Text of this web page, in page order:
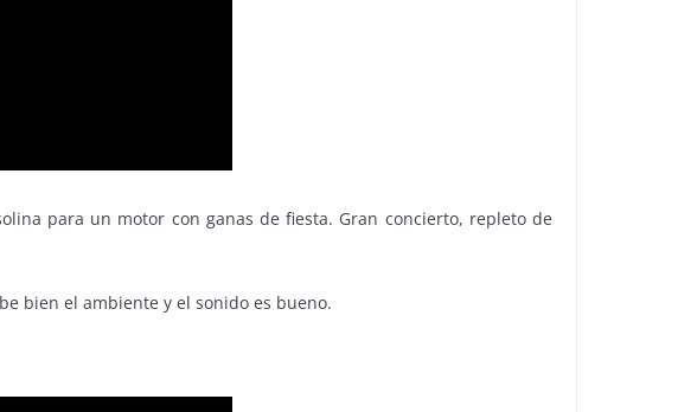
para un motor con ganas de fiesta. Gran concierto, repleto de
bien el ambiente y el sonido es bueno.